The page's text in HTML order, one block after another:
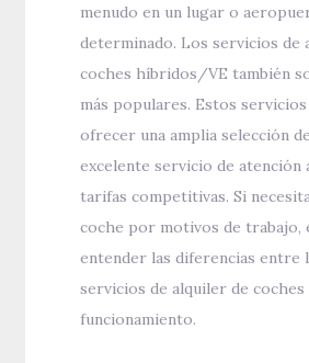
menudo en un lugar o
determinado. Los servicios de
coches híbridos/VE también
más populares. Estos
ofrecer una amplia selección
excelente servicio de atención
tarifas competitivas. Si
coche por motivos de trabajo,
entender las diferencias entre
servicios de alquiler de coches
funcionamiento.